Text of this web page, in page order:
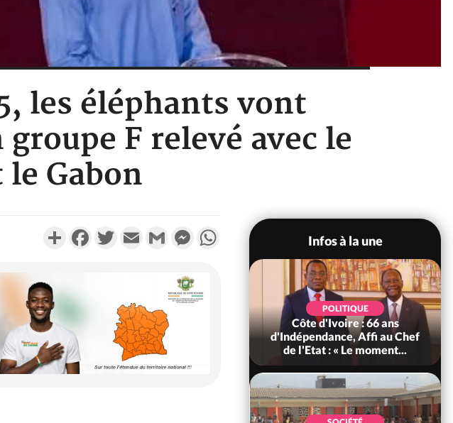
les éléphants vont
F relevé avec le
Gabon
PartagerFacebookTwitterEmail Gmail MessengerWhatsApp
Infos à la une
de la
SOCIÉTÉ
Côte d'Ivoire : Seconde
période légale des ventes
soldes du 10 au 31 août 2...
POLITIQUE
Côte d'Ivoire : 66 ans
d'Indépendance, Affi au Chef
de l'Etat : « Le moment...